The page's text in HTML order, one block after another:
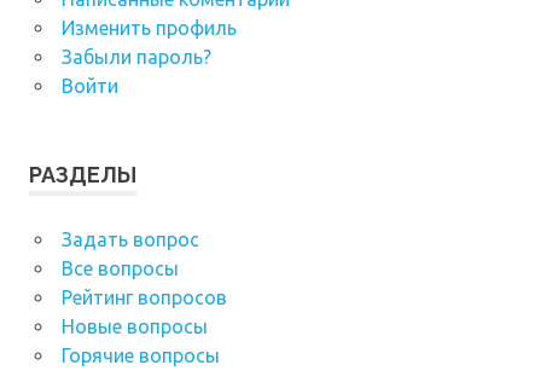
Изменить профиль
Забыли пароль?
Войти
РАЗДЕЛЫ
Задать вопрос
Все вопросы
Рейтинг вопросов
Новые вопросы
Горячие вопросы